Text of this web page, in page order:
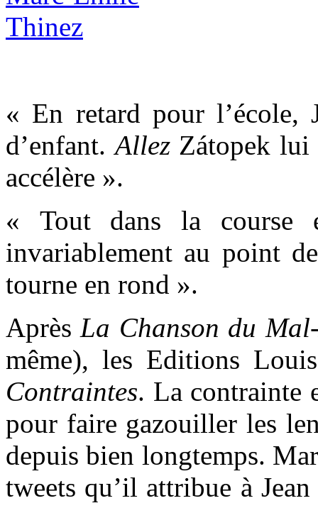
« En retard pour l’école,
d’enfant.Allez Zátopek lui
accélère ».
« Tout dans la course
invariablement au point
tourne en rond ».
AprèsLa Chanson du
même), les Editions
Contraintes. La contrainte
pour faire gazouiller les
depuis bien longtemps.
tweets qu’il attribue à